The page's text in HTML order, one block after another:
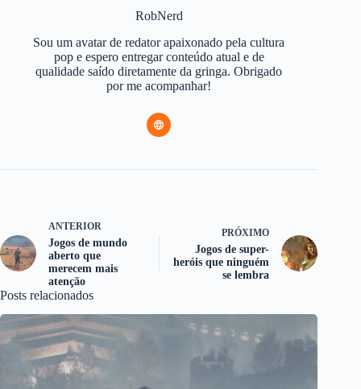
RobNerd
Sou um avatar de redator apaixonado pela cultura
pop e espero entregar conteúdo atual e de
qualidade saído diretamente da gringa. Obrigado
por me acompanhar!
ANTERIOR
Jogos de mundo
aberto que
merecem mais
atenção
PRÓXIMO
Jogos de super-
heróis que ninguém
se lembra
Posts relacionados